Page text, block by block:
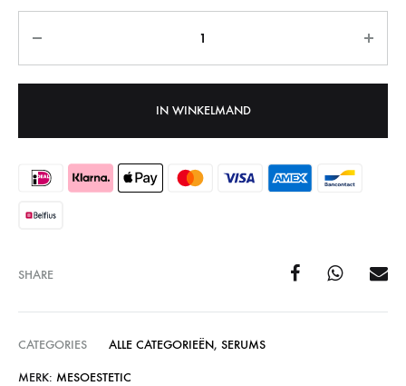
IN WINKELMAND
SHARE
CATEGORIES ALLE CATEGORIEËN, SERUMS
MERK: MESOESTETIC